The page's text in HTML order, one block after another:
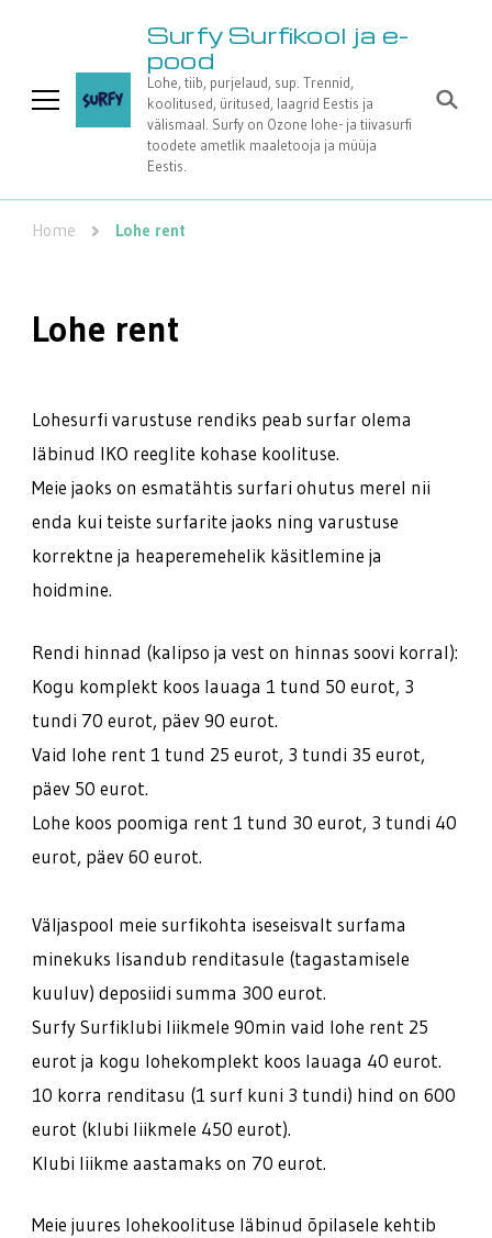
Surfy Surfikool ja e-
pood
Lohe, tiib, purjelaud, sup. Trennid,
koolitused, üritused, laagrid Eestis ja
välismaal. Surfy on Ozone lohe- ja tiivasurfi
toodete ametlik maaletooja ja müüja
Eestis.
Home Lohe rent
Lohe rent
Lohesurfi varustuse rendiks peab surfar olema
läbinud IKO reeglite kohase koolituse.
Meie jaoks on esmatähtis surfari ohutus merel nii
enda kui teiste surfarite jaoks ning varustuse
korrektne ja heaperemehelik käsitlemine ja
hoidmine.
Rendi hinnad (kalipso ja vest on hinnas soovi korral):
Kogu komplekt koos lauaga 1 tund 50 eurot, 3
tundi 70 eurot, päev 90 eurot.
Vaid lohe rent 1 tund 25 eurot, 3 tundi 35 eurot,
päev 50 eurot.
Lohe koos poomiga rent 1 tund 30 eurot, 3 tundi 40
eurot, päev 60 eurot.
Väljaspool meie surfikohta iseseisvalt surfama
minekuks lisandub renditasule (tagastamisele
kuuluv) deposiidi summa 300 eurot.
Surfy Surfiklubi liikmele 90min vaid lohe rent 25
eurot ja kogu lohekomplekt koos lauaga 40 eurot.
10 korra renditasu (1 surf kuni 3 tundi) hind on 600
eurot (klubi liikmele 450 eurot).
Klubi liikme aastamaks on 70 eurot.
Meie juures lohekoolituse läbinud õpilasele kehtib